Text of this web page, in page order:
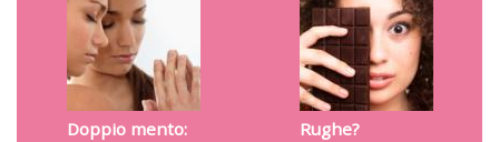
Doppio mento:
Rughe?